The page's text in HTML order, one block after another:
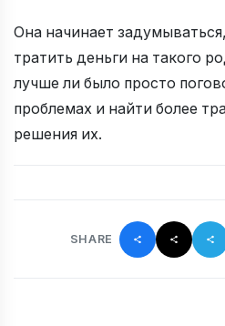
Она начинает
тратить деньги на такого
лучше ли было просто
проблемах и найти более
решения их.
SHARE